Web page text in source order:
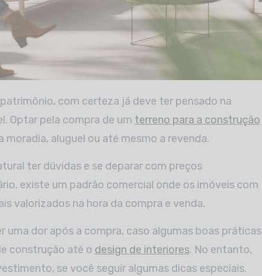
Optar pela compra de um terreno para a construção
aluguel ou até mesmo a revenda.
ter dúvidas e se deparar com preços
existe um padrão comercial onde os imóveis com
valorizados na hora da compra e venda.
uma dor após a compra, caso algumas boas práticas
construção até o design de interiores. No entanto,
se você seguir algumas dicas especiais.